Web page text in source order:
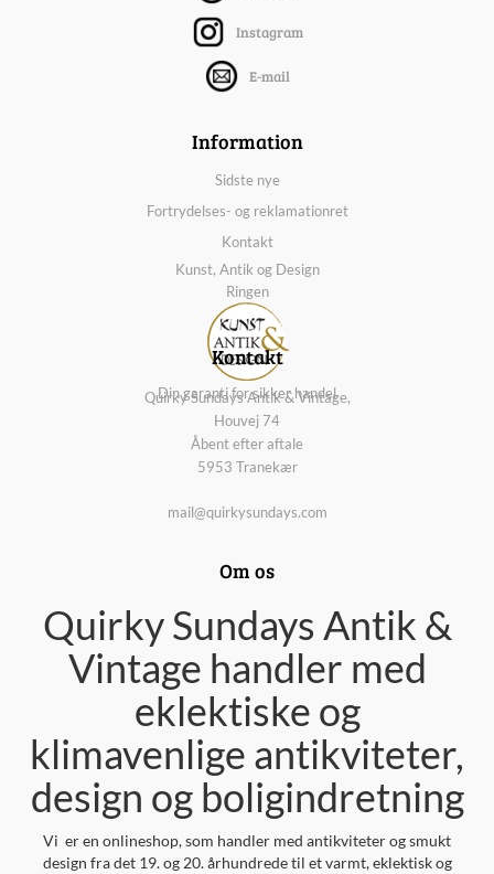
Instagram
E-mail
Information
Sidste nye
Fortrydelses- og reklamationret
Kontakt
Kunst, Antik og Design
Ringen
Din garanti for sikker handel
Kontakt
Quirky Sundays Antik & Vintage,
Houvej 74
Åbent efter aftale
5953 Tranekær
mail@quirkysundays.com
Om os
Quirky Sundays Antik &
Vintage handler med
eklektiske og
klimavenlige antikviteter,
design og boligindretning
Vi er en onlineshop, som handler med antikviteter og smukt
design fra det 19. og 20. århundrede til et varmt, eklektisk og